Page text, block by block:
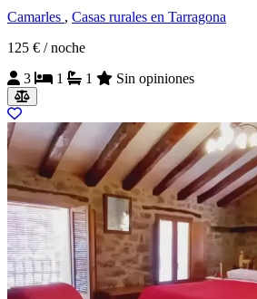
Camarles , Casas rurales en Tarragona
125 € / noche
3
1 1 Sin opiniones